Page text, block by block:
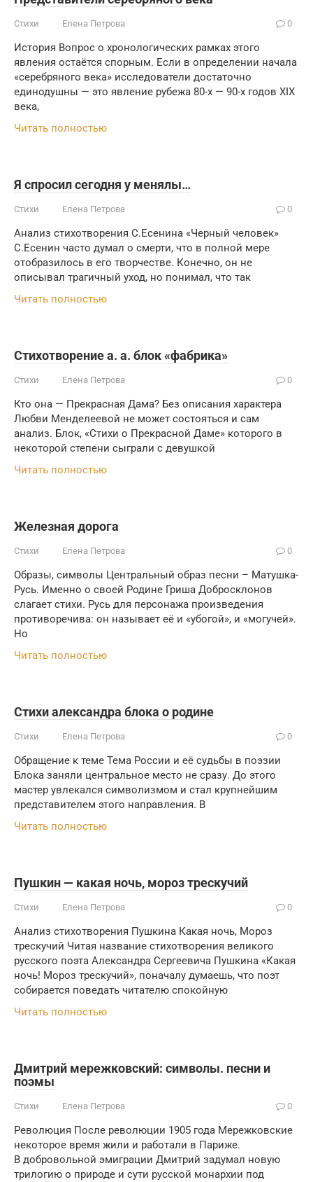
Стихи Елена Петрова 0
История Вопрос о хронологических рамках этого
явления остаётся спорным. Если в определении начала
«серебряного века» исследователи достаточно
единодушны — это явление рубежа 80-х — 90-х годов XIX
века,
Читать полностью
Я спросил сегодня у менялы…
Стихи Елена Петрова 0
Анализ стихотворения С.Есенина «Черный человек»
С.Есенин часто думал о смерти, что в полной мере
отобразилось в его творчестве. Конечно, он не
описывал трагичный уход, но понимал, что так
Читать полностью
Стихотворение а. а. блок «фабрика»
Стихи Елена Петрова 0
Кто она — Прекрасная Дама? Без описания характера
Любви Менделеевой не может состояться и сам
анализ. Блок, «Стихи о Прекрасной Даме» которого в
некоторой степени сыграли с девушкой
Читать полностью
Железная дорога
Стихи Елена Петрова 0
Образы, символы Центральный образ песни – Матушка-
Русь. Именно о своей Родине Гриша Добросклонов
слагает стихи. Русь для персонажа произведения
противоречива: он называет её и «убогой», и «могучей».
Но
Читать полностью
Стихи александра блока о родине
Стихи Елена Петрова 0
Обращение к теме Тема России и её судьбы в поэзии
Блока заняли центральное место не сразу. До этого
мастер увлекался символизмом и стал крупнейшим
представителем этого направления. В
Читать полностью
Пушкин — какая ночь, мороз трескучий
Стихи Елена Петрова 0
Анализ стихотворения Пушкина Какая ночь, Мороз
трескучий Читая название стихотворения великого
русского поэта Александра Сергеевича Пушкина «Какая
ночь! Мороз трескучий», поначалу думаешь, что поэт
собирается поведать читателю спокойную
Читать полностью
Дмитрий мережковский: символы. песни и
поэмы
Стихи Елена Петрова 0
Революция После революции 1905 года Мережковские
некоторое время жили и работали в Париже.
В добровольной эмиграции Дмитрий задумал новую
трилогию о природе и сути русской монархии под